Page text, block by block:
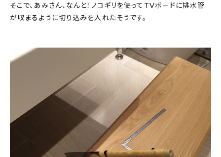
そこで、あみさん、なんと！ノコギリを使ってTVボードに排水管
が収まるように切り込みを入れたそうです。